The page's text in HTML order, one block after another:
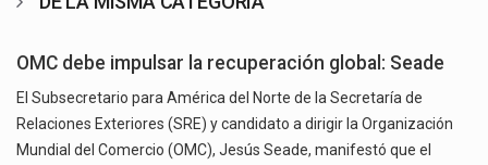
OMC debe impulsar la recuperación global: Seade
El Subsecretario para América del Norte de la Secretaría de
Relaciones Exteriores (SRE) y candidato a dirigir la Organización
Mundial del Comercio (OMC), Jesús Seade, manifestó que el